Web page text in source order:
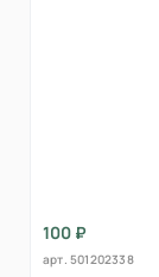
100 ₽
арт. 501202338